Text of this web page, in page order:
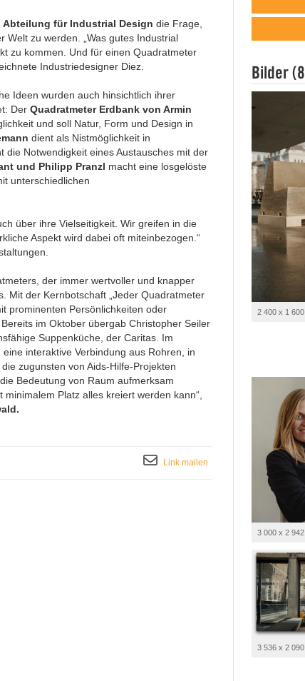
Abteilung für Industrial Design die Frage,
zu werden. „Was gutes Industrial
zu kommen. Und für einen Quadratmeter
Industriedesigner Diez.
Ideen wurden auch hinsichtlich ihrer
Der Quadratmeter Erdbank von Armin
und soll Natur, Form und Design in
dient als Nistmöglichkeit in
Notwendigkeit eines Austausches mit der
und Philipp Pranzl macht eine losgelöste
unterschiedlichen
über ihre Vielseitigkeit. Wir greifen in die
Aspekt wird dabei oft miteinbezogen.“
der immer wertvoller und knapper
Mit der Kernbotschaft „Jeder Quadratmeter
prominenten Persönlichkeiten oder
im Oktober übergab Christopher Seiler
Suppenküche, der Caritas. Im
interaktive Verbindung aus Rohren, in
zugunsten von Aids-Hilfe-Projekten
Bedeutung von Raum aufmerksam
Platz alles kreiert werden kann“,
Link mailen
Bilder
2 400 x 1 600
3 000 x 2 942
3 536 x 2 090